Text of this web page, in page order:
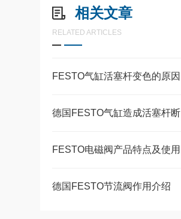
相关文章
RELATED ARTICLES
FESTO气缸活塞杆变色的原因
德国FESTO节流阀作用介绍